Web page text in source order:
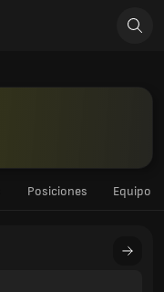
Posiciones Equipo